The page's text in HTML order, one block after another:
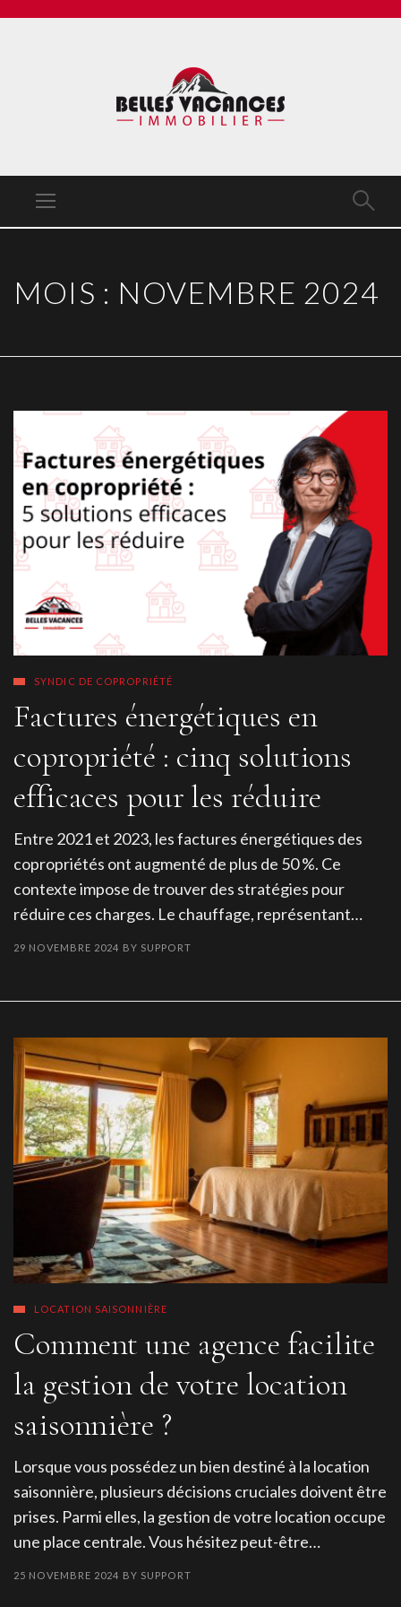
MOIS : NOVEMBRE 2024
SYNDIC DE COPROPRIÉTÉ
Factures énergétiques en
copropriété : cinq solutions
efficaces pour les réduire
Entre 2021 et 2023, les factures énergétiques des
copropriétés ont augmenté de plus de 50 %. Ce
contexte impose de trouver des stratégies pour
réduire ces charges. Le chauffage, représentant…
29 NOVEMBRE 2024 BY SUPPORT
LOCATION SAISONNIÈRE
Comment une agence facilite
la gestion de votre location
saisonnière ?
Lorsque vous possédez un bien destiné à la location
saisonnière, plusieurs décisions cruciales doivent être
prises. Parmi elles, la gestion de votre location occupe
une place centrale. Vous hésitez peut-être…
25 NOVEMBRE 2024 BY SUPPORT